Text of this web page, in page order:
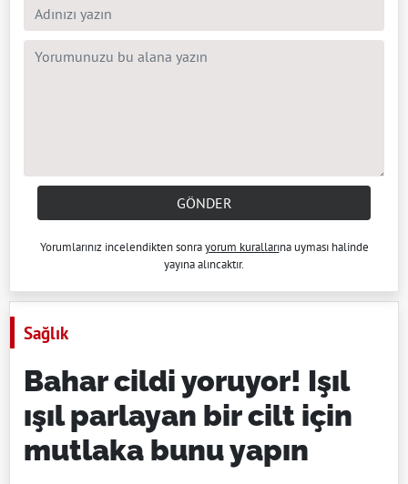
GÖNDER
Yorumlarınız incelendikten sonrayorum kurallarına uyması halinde
yayına alıncaktır.
Sağlık
Bahar cildi yoruyor! Işıl
ışıl parlayan bir cilt için
mutlaka bunu yapın